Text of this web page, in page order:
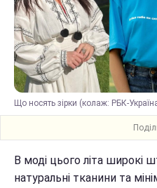
Що носять зірки (колаж: РБК-
В моді цього літа широкі
натуральні тканини та